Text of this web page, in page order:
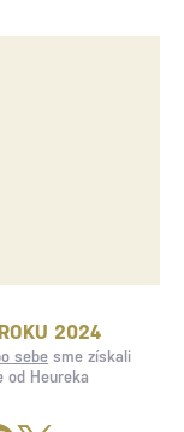
2024
sebe sme získali
od Heureka